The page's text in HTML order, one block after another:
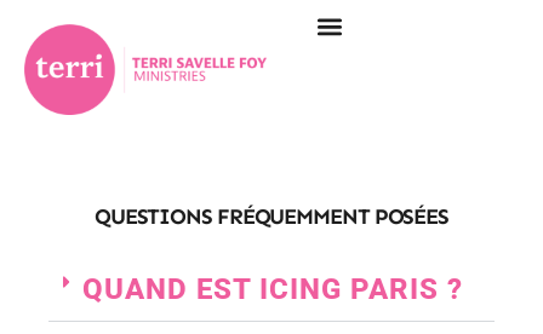
QUESTIONS FRÉQUEMMENT POSÉES
QUAND EST ICING PARIS ?